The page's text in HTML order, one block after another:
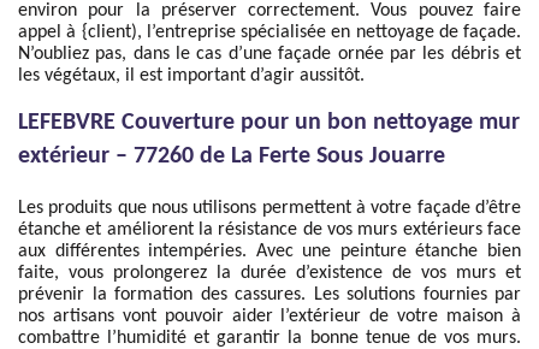
environ pour la préserver correctement. Vous pouvez faire
appel à {client), l’entreprise spécialisée en nettoyage de façade.
N’oubliez pas, dans le cas d’une façade ornée par les débris et
les végétaux, il est important d’agir aussitôt.
LEFEBVRE Couverture pour un bon nettoyage mur
extérieur – 77260 de La Ferte Sous Jouarre
Les produits que nous utilisons permettent à votre façade d’être
étanche et améliorent la résistance de vos murs extérieurs face
aux différentes intempéries. Avec une peinture étanche bien
faite, vous prolongerez la durée d’existence de vos murs et
prévenir la formation des cassures. Les solutions fournies par
nos artisans vont pouvoir aider l’extérieur de votre maison à
combattre l’humidité et garantir la bonne tenue de vos murs.